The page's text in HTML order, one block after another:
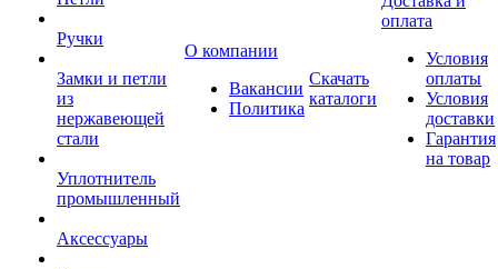
Ручки
Замки и петли
из
нержавеющей
стали
Уплотнитель
промышленный
Аксессуары
О компании
Вакансии
Политика
Скачать
каталоги
оплата
Условия
оплаты
Условия
доставки
Гарантия
на товар